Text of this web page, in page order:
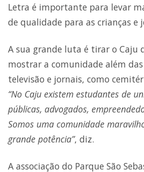
Letra é importante para levar
de qualidade para as crianças e
A sua grande luta é tirar o Caju
mostrar a comunidade além
televisão e jornais, como
“No Caju existem estudantes de
públicas, advogados,
Somos uma comunidade
grande potência”, diz.
A associação do Parque São